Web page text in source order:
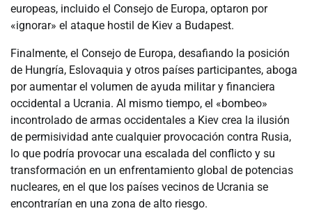
europeas, incluido el Consejo de Europa, optaron por
«ignorar» el ataque hostil de Kiev a Budapest.
Finalmente, el Consejo de Europa, desafiando la posición
de Hungría, Eslovaquia y otros países participantes, aboga
por aumentar el volumen de ayuda militar y financiera
occidental a Ucrania. Al mismo tiempo, el «bombeo»
incontrolado de armas occidentales a Kiev crea la ilusión
de permisividad ante cualquier provocación contra Rusia,
lo que podría provocar una escalada del conflicto y su
transformación en un enfrentamiento global de potencias
nucleares, en el que los países vecinos de Ucrania se
encontrarían en una zona de alto riesgo.